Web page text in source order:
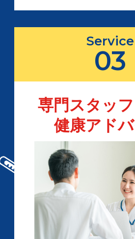
Service
03
専門スタッ
健康アド